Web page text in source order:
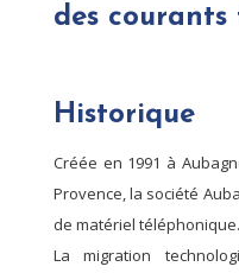
des courants
Historique
Créée en 1991 à
Provence, la société
de matériel téléphonique.
La migration